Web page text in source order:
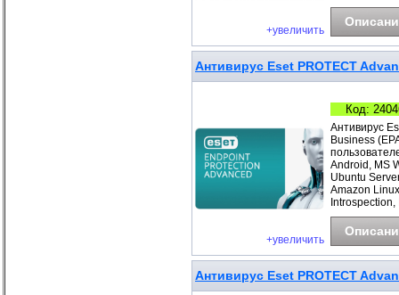
+увеличить
Антивирус Eset PROTECT
+увеличить
Код:
Антивирус
Business
Android, MS
Ubuntu
Amazon
Антивирус Eset PROTECT